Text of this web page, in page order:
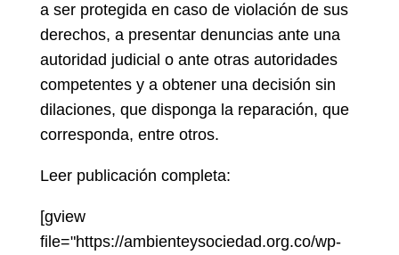
a ser protegida en caso de violación de sus
derechos, a presentar denuncias ante una
autoridad judicial o ante otras autoridades
competentes y a obtener una decisión sin
dilaciones, que disponga la reparación, que
corresponda, entre otros.
Leer publicación completa:
[gview
file="https://ambienteysociedad.org.co/wp-